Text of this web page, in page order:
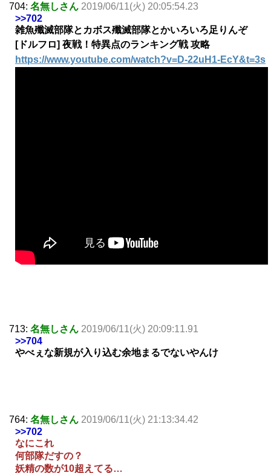
704: 名無しさん 2019/06/11(火) 20:05:54.23
>>702
雑魚殲滅部隊とカボス殲滅部隊とかいろいろ足りんぞ
[ドルフロ] 夜戦！特異点のランキング戦 攻略
https://www.youtube.com/watch?v=D-22uH1-EcY&t=3s
713: 名無しさん 2019/06/11(火) 20:09:11.91
>>704
やべぇな新規が入り込む余地まるでないやんけ
764: 名無しさん 2019/06/11(火) 21:13:34.42
>>702
なにこれ
何部隊だすの？
妖精の数が10超えてる…